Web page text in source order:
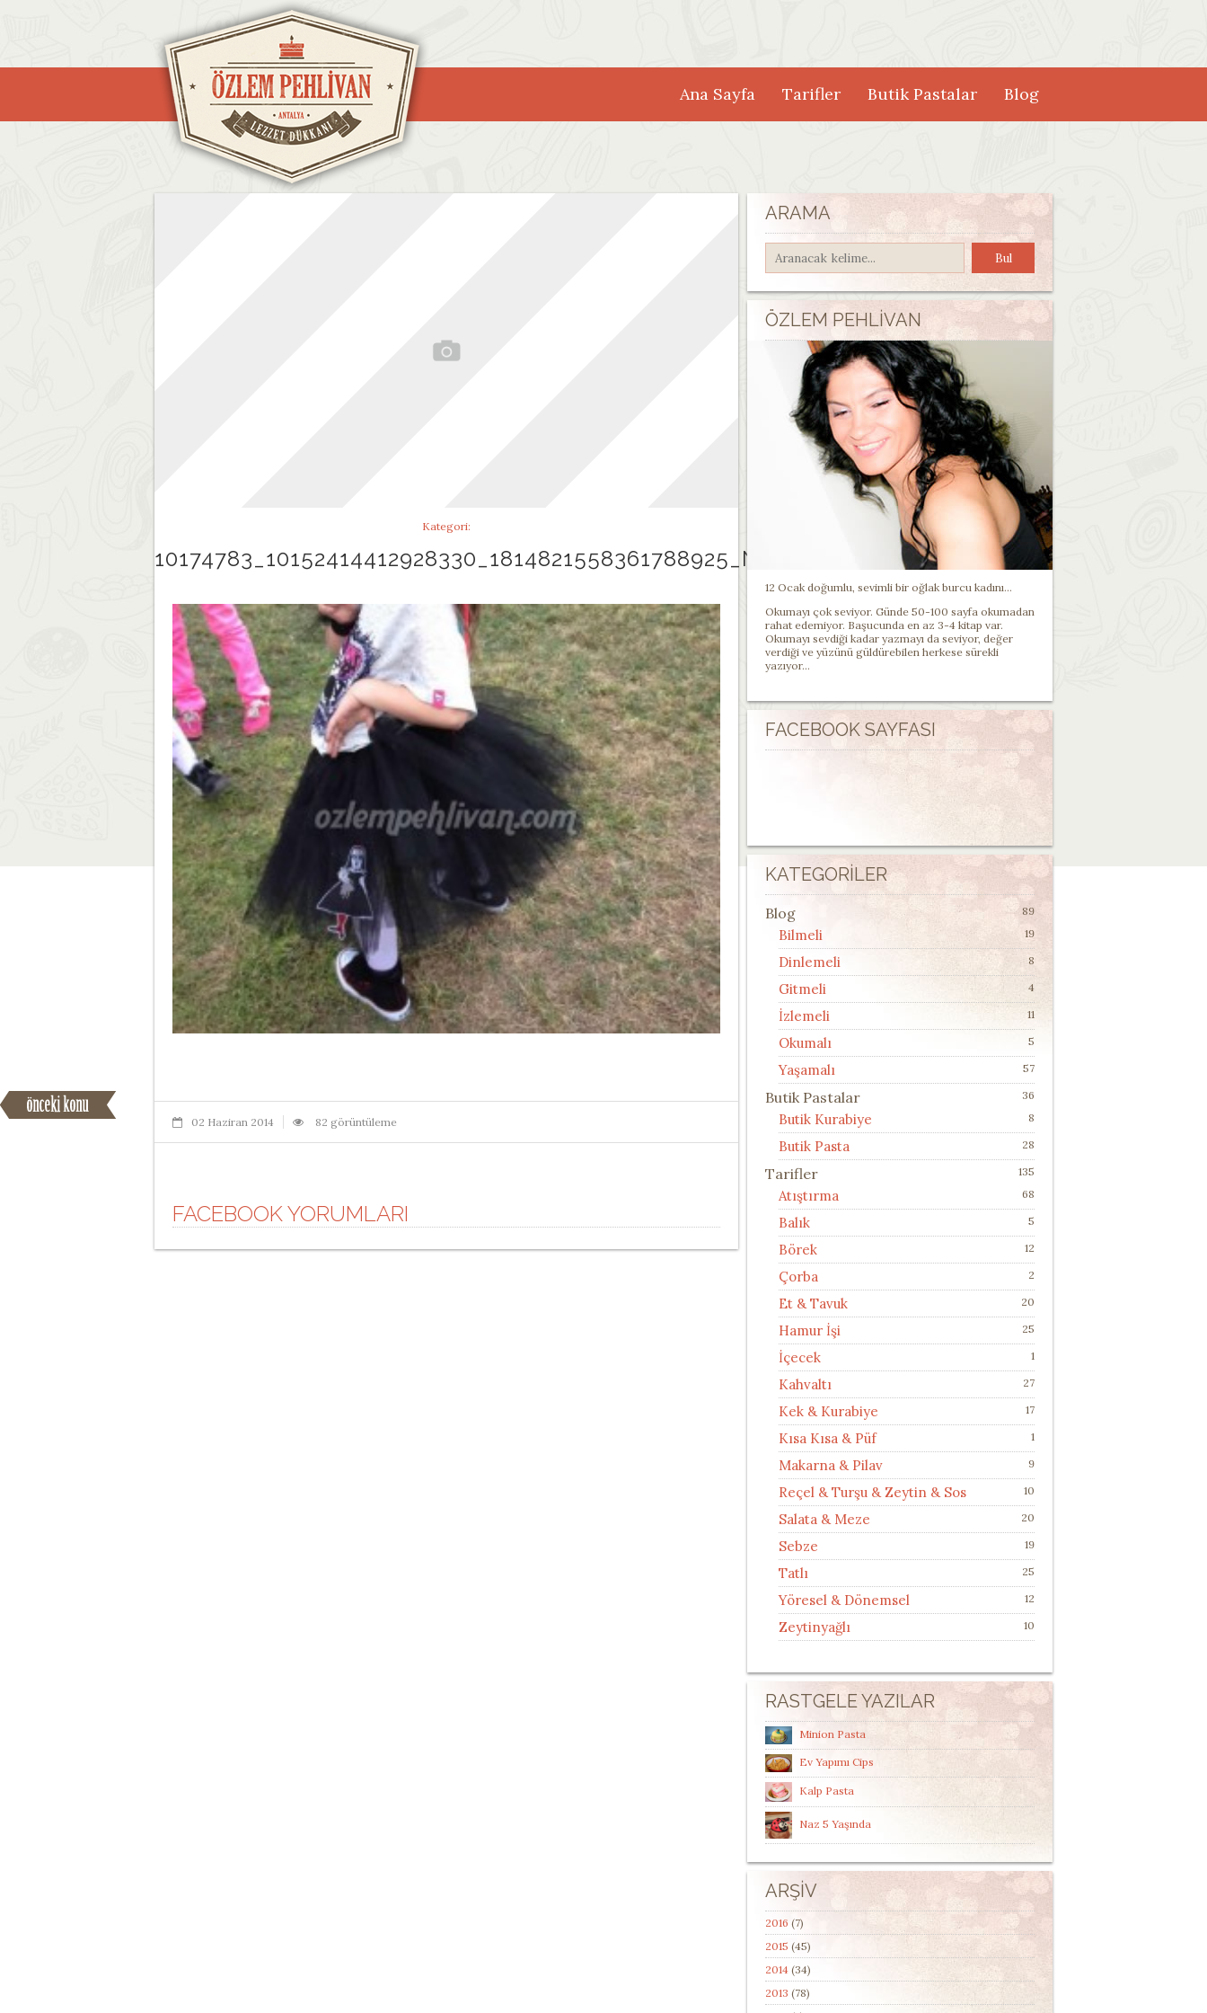
Blog
Butik Pastalar
Tarifler
Ana Sayfa
Kategori:
10174783_10152414412928330_1814821558361788925_N
02 Haziran 2014 82 görüntüleme
FACEBOOK YORUMLARI
ARAMA
ÖZLEM PEHLIVAN
12 Ocak doğumlu, sevimli bir oğlak burcu kadını...
Okumayı çok seviyor. Günde 50-100 sayfa okumadan
rahat edemiyor. Başucunda en az 3-4 kitap var.
Okumayı sevdiği kadar yazmayı da seviyor, değer
verdiği ve yüzünü güldürebilen herkese sürekli
yazıyor...
FACEBOOK SAYFASI
KATEGORILER
Blog 89
Bilmeli 19
Dinlemeli 8
Gitmeli 4
İzlemeli 11
Okumalı 5
Yaşamalı 57
Butik Pastalar 36
Butik Kurabiye 8
Butik Pasta 28
Tarifler 135
Atıştırma 68
Balık 5
Börek 12
Çorba 2
Et & Tavuk 20
Hamur İşi 25
İçecek 1
Kahvaltı 27
Kek & Kurabiye 17
Kısa Kısa & Püf 1
Makarna & Pilav 9
Reçel & Turşu & Zeytin & Sos 10
Salata & Meze 20
Sebze 19
Tatlı 25
Yöresel & Dönemsel 12
Zeytinyağlı 10
RASTGELE YAZILAR
Minion Pasta
Ev Yapımı Cips
Kalp Pasta
Naz 5 Yaşında
ARŞIV
2016 (7)
2015 (45)
2014 (34)
2013 (78)